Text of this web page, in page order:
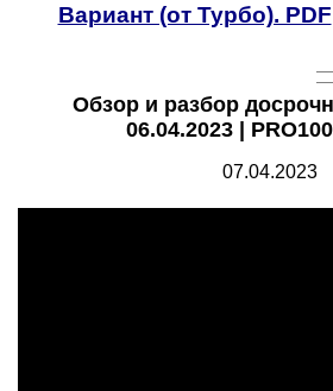
Вариант (от Турбо). PDF
Обзор и разбор
06.04.2023 |